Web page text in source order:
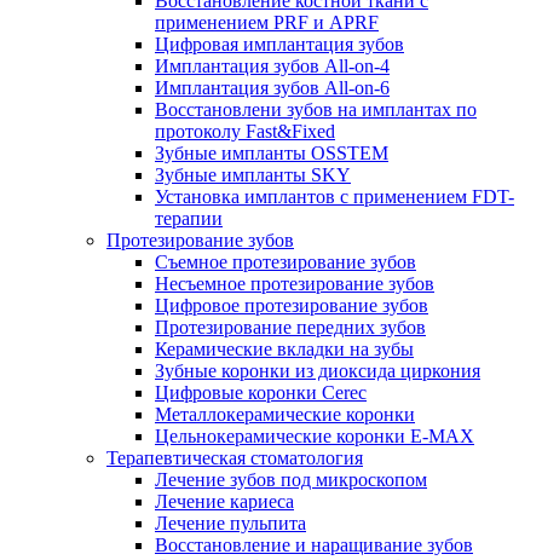
применением PRF и APRF
Цифровая имплантация зубов
Имплантация зубов All-on-4
Имплантация зубов All-on-6
Восстановлени зубов на имплантах по
протоколу Fast&Fixed
Зубные импланты OSSTEM
Зубные импланты SKY
Установка имплантов с применением FDT-
терапии
Протезирование зубов
Съемное протезирование зубов
Несъемное протезирование зубов
Цифровое протезирование зубов
Протезирование передних зубов
Керамические вкладки на зубы
Зубные коронки из диоксида циркония
Цифровые коронки Cerec
Металлокерамические коронки
Цельнокерамические коронки E-MAX
Терапевтическая стоматология
Лечение зубов под микроскопом
Лечение кариеса
Лечение пульпита
Восстановление и наращивание зубов